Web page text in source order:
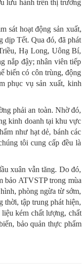
lưu hành trên thị trường
sát hoạt động sản xuất,
dịp Tết. Qua đó, đã phát
Hạ Long, Uông Bí,
nắp đậy; nhân viên tiếp
biến có côn trùng, động
phục vụ sản xuất, kinh
phải an toàn. Nhờ đó,
kinh doanh tại khu vực
như hạt dẻ, bánh các
tôi cung cấp đều là
xuân vẫn tăng. Do đó,
bảo ATVSTP trong mùa
phòng ngừa từ sớm,
tập trung phát hiện,
kém chất lượng, chất
bảo quản thực phẩm